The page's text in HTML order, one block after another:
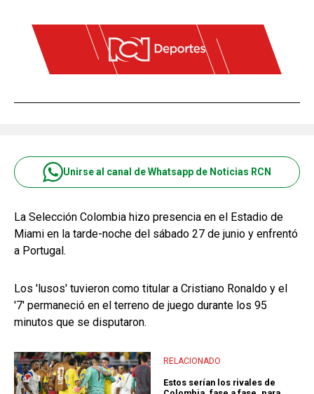
Unirse al canal de Whatsapp de Noticias RCN
La Selección Colombia hizo presencia en el Estadio de
Miami en la tarde-noche del sábado 27 de junio y enfrentó
a Portugal.
Los 'lusos' tuvieron como titular a Cristiano Ronaldo y el
'7' permaneció en el terreno de juego durante los 95
minutos que se disputaron.
RELACIONADO
Estos serían los rivales de